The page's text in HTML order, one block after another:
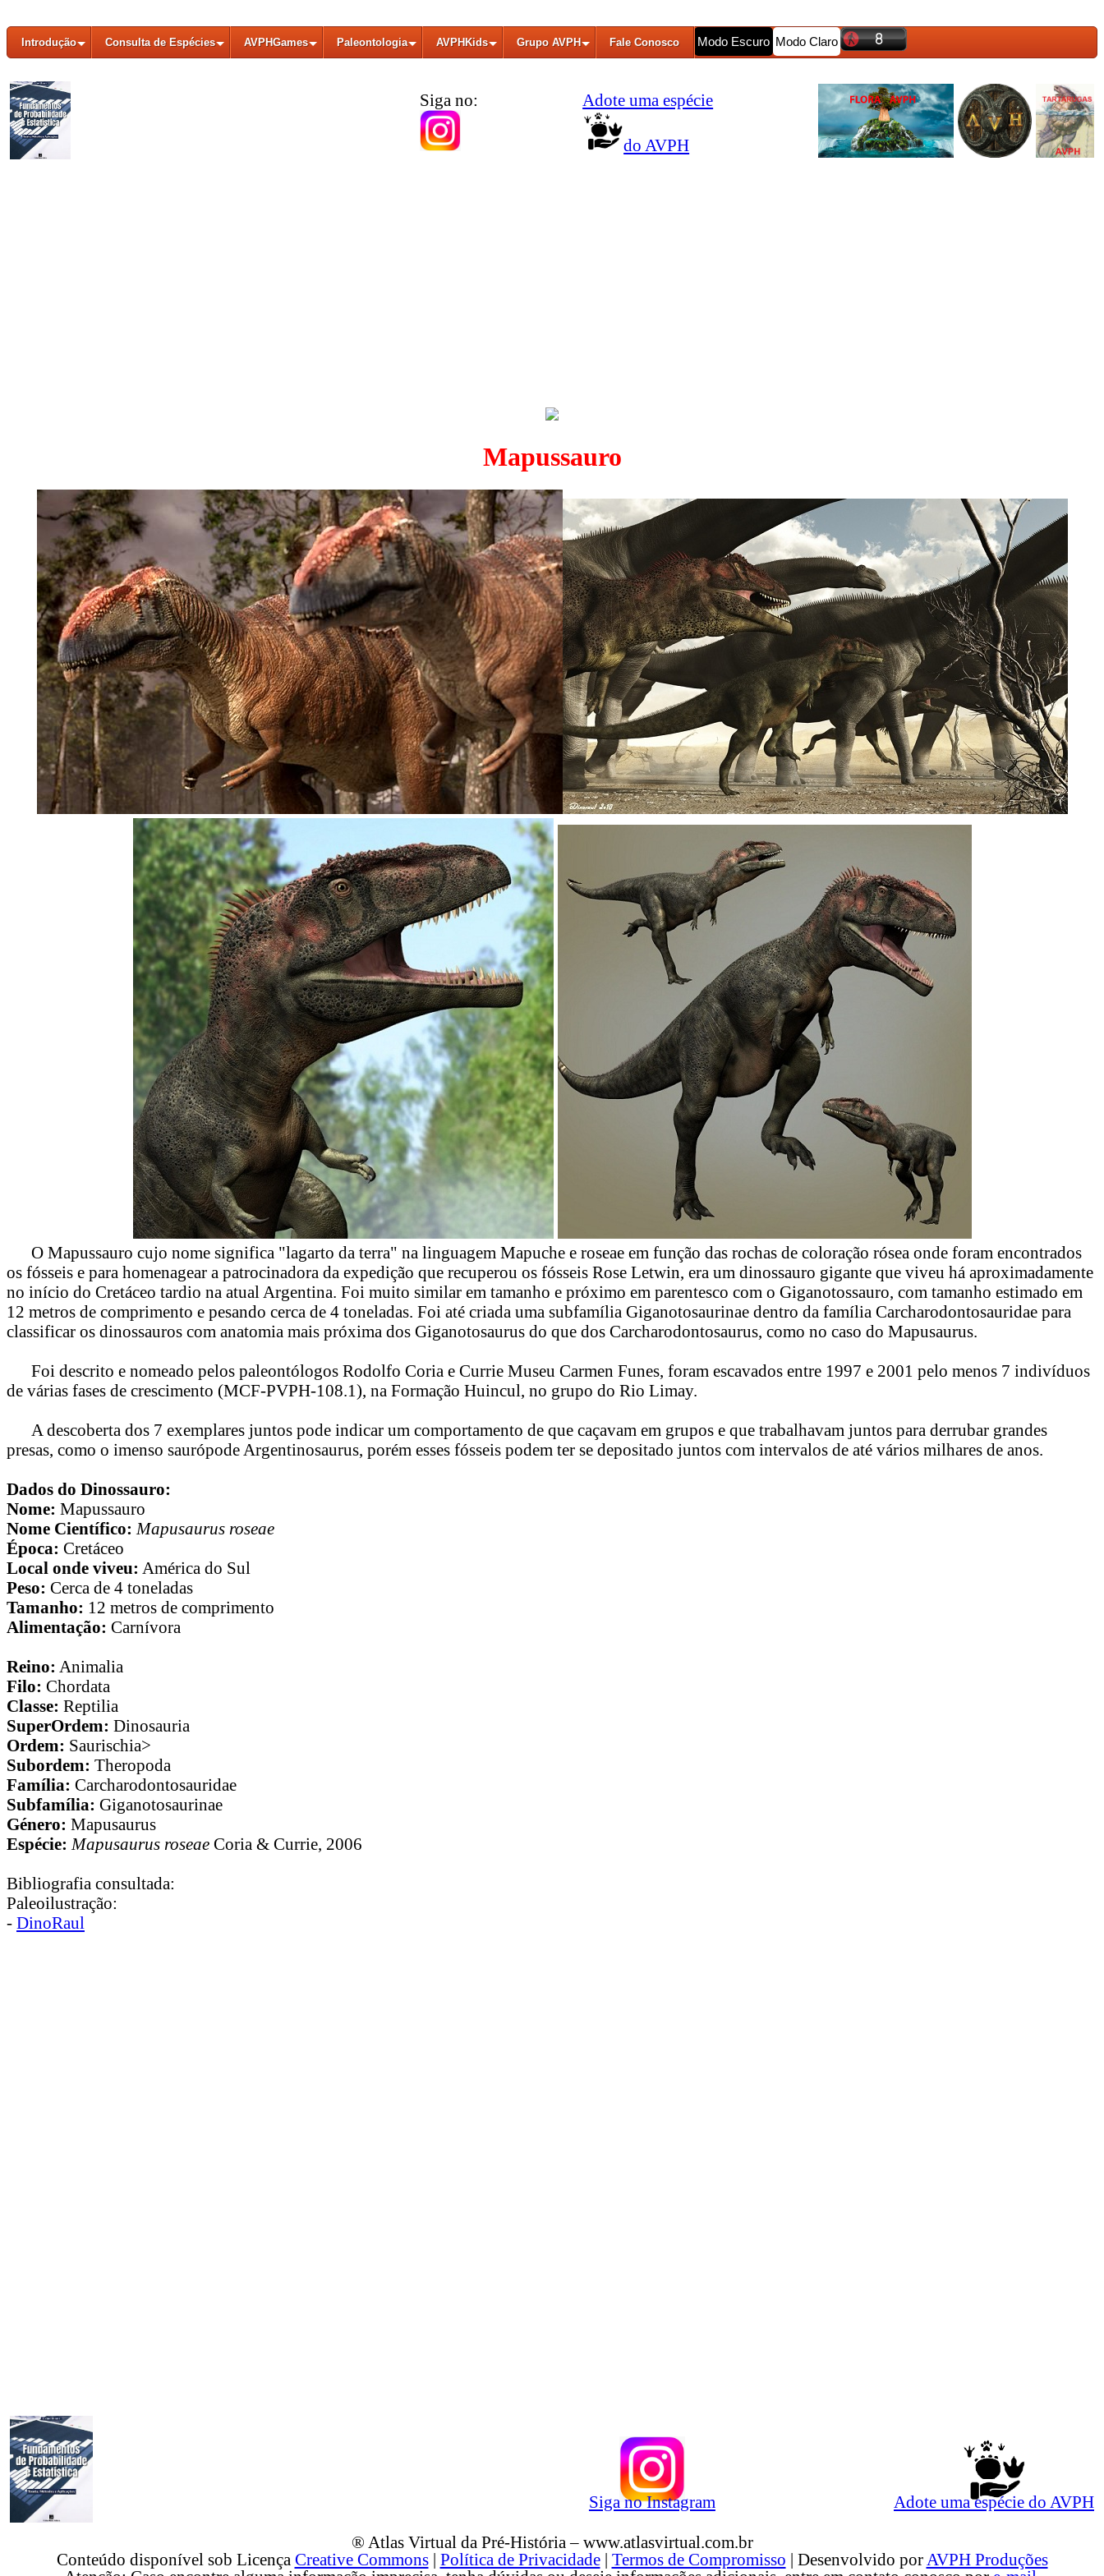
Introdução Consulta de Espécies AVPHGames Paleontologia AVPHKids Grupo AVPH Fale Conosco Modo Escuro Modo Claro
Siga no: Adote uma espécie
do AVPH
Mapussauro
O Mapussauro cujo nome significa "lagarto da terra" na linguagem Mapuche e roseae em função das rochas de coloração rósea onde foram encontrados
os fósseis e para homenagear a patrocinadora da expedição que recuperou os fósseis Rose Letwin, era um dinossauro gigante que viveu há aproximadamente
no início do Cretáceo tardio na atual Argentina. Foi muito similar em tamanho e próximo em parentesco com o Giganotossauro, com tamanho estimado em
12 metros de comprimento e pesando cerca de 4 toneladas. Foi até criada uma subfamília Giganotosaurinae dentro da família Carcharodontosauridae para
classificar os dinossauros com anatomia mais próxima dos Giganotosaurus do que dos Carcharodontosaurus, como no caso do Mapusaurus.
Foi descrito e nomeado pelos paleontólogos Rodolfo Coria e Currie Museu Carmen Funes, foram escavados entre 1997 e 2001 pelo menos 7 indivíduos
de várias fases de crescimento (MCF-PVPH-108.1), na Formação Huincul, no grupo do Rio Limay.
A descoberta dos 7 exemplares juntos pode indicar um comportamento de que caçavam em grupos e que trabalhavam juntos para derrubar grandes
presas, como o imenso saurópode Argentinosaurus, porém esses fósseis podem ter se depositado juntos com intervalos de até vários milhares de anos.
Dados do Dinossauro:
Nome: Mapussauro
Nome Científico: Mapusaurus roseae
Época: Cretáceo
Local onde viveu: América do Sul
Peso: Cerca de 4 toneladas
Tamanho: 12 metros de comprimento
Alimentação: Carnívora
Reino: Animalia
Filo: Chordata
Classe: Reptilia
SuperOrdem: Dinosauria
Ordem: Saurischia>
Subordem: Theropoda
Família: Carcharodontosauridae
Subfamília: Giganotosaurinae
Género: Mapusaurus
Espécie: Mapusaurus roseae Coria & Currie, 2006
Bibliografia consultada:
Paleoilustração:
- DinoRaul
Siga no Instagram Adote uma espécie do AVPH
® Atlas Virtual da Pré-História – www.atlasvirtual.com.br
Conteúdo disponível sob Licença Creative Commons| Política de Privacidade| Termos de Compromisso | Desenvolvido por AVPH Produções